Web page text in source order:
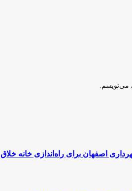
می‌نویسم.
اصفهان برای راه‌اندازی خانه خلاق